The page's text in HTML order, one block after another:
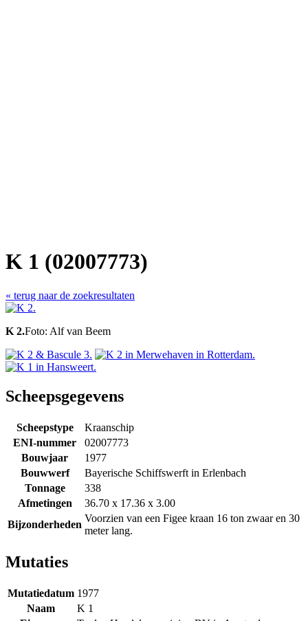
K 1 (02007773)
« terug naar de zoekresultaten
K 2.Foto: Alf van Beem
Scheepsgegevens
Scheepstype
Kraanschip
ENI-nummer
02007773
Bouwjaar
1977
Bouwwerf
Bayerische Schiffswerft in Erlenbach
Tonnage
338
Afmetingen
36.70 x 17.36 x 3.00
Bijzonderheden
Voorzien van een Figee kraan 16 ton zwaar en 30
meter lang.
Mutaties
Mutatiedatum 1977
Naam
K 1